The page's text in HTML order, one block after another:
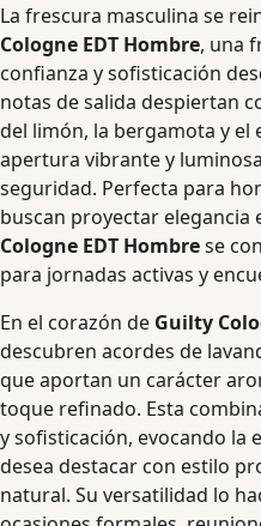
La frescura masculina se
Cologne EDT Hombre, una
confianza y sofisticación
notas de salida despiertan
del limón, la bergamota y el
apertura vibrante y
seguridad. Perfecta para
buscan proyectar elegancia
Cologne EDT Hombrese
para jornadas activas y
En el corazón de Guilty
descubren acordes de
que aportan un carácter
toque refinado. Esta
y sofisticación, evocando la
desea destacar con estilo
natural. Su versatilidad lo